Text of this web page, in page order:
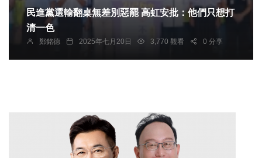
民進黨選輸翻桌無差別惡罷 高虹安批：他們只想打
清一色
鄭銘德 2025年七月20日 3,770 觀看 0 分享